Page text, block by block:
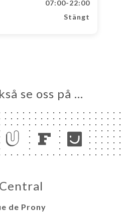
07:00-22:00
Stängt
se oss på …
de Prony